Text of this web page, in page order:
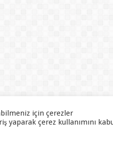
için çerezler
yaparak çerez kullanımını